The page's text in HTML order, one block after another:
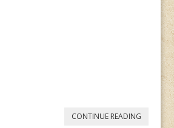
CONTINUE READING